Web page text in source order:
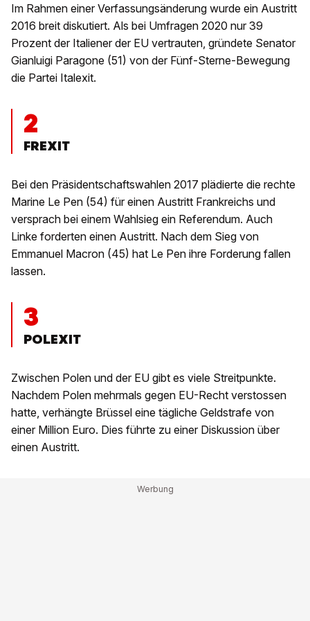
Im Rahmen einer Verfassungsänderung wurde ein Austritt
2016 breit diskutiert. Als bei Umfragen 2020 nur 39
Prozent der Italiener der EU vertrauten, gründete Senator
Gianluigi Paragone (51) von der Fünf-Sterne-Bewegung
die Partei Italexit.
2
FREXIT
Bei den Präsidentschaftswahlen 2017 plädierte die rechte
Marine Le Pen (54) für einen Austritt Frankreichs und
versprach bei einem Wahlsieg ein Referendum. Auch
Linke forderten einen Austritt. Nach dem Sieg von
Emmanuel Macron (45) hat Le Pen ihre Forderung fallen
lassen.
3
POLEXIT
Zwischen Polen und der EU gibt es viele Streitpunkte.
Nachdem Polen mehrmals gegen EU-Recht verstossen
hatte, verhängte Brüssel eine tägliche Geldstrafe von
einer Million Euro. Dies führte zu einer Diskussion über
einen Austritt.